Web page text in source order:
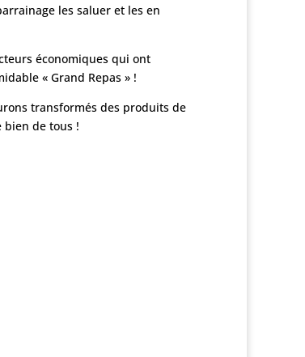
les saluer et les en
économiques qui ont
« Grand Repas » !
transformés des produits de
de tous !